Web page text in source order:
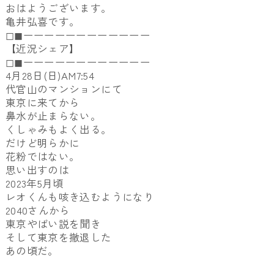
おはようございます。
亀井弘喜です。
◻︎◼︎ーーーーーーーーーーーー
【近況シェア】
◻︎◼︎ーーーーーーーーーーーー
4月28日(日)AM7:54
代官山のマンションにて
東京に来てから
鼻水が止まらない。
くしゃみもよく出る。
だけど明らかに
花粉ではない。
思い出すのは
2023年5月頃
レオくんも咳き込むようになり
2040さんから
東京やばい説を聞き
そして東京を撤退した
あの頃だ。